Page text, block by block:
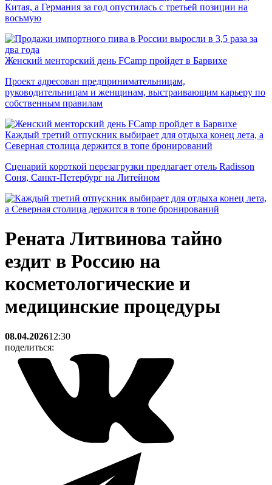
Китая, а Германия за год опустилась с третьей позиции на
восьмую
Женский менторский день FCamp пройдет в Барвихе
Проект адресован предпринимательницам,
руководительницам и женщинам, выстраивающим карьеру по
собственным правилам
Каждый третий отпускник выбирает для отдыха конец лета, а
Северная столица держится в топе бронирований
Сценарий короткой перезагрузки предлагает отель Radisson
Соня, Санкт-Петербург на Литейном
Рената Литвинова тайно
ездит в Россию на
косметологические и
медицинские процедуры
08.04.202612:30
поделиться: